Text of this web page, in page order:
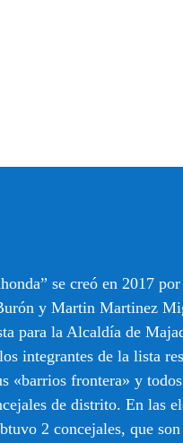
se creó en 2017
y Martin Martinez
para la Alcaldía de
integrantes de la lista
«barrios frontera» y
de distrito. En las
2 concejales, que